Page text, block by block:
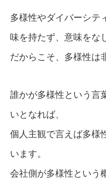
多様性やダイバーシテ
味を持たず、意味をな
だからこそ、多様性は
誰かが多様性という言
いとなれば、
個人主観で言えば多様
います。
会社側が多様性という